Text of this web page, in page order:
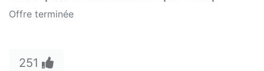
Offre terminée
251